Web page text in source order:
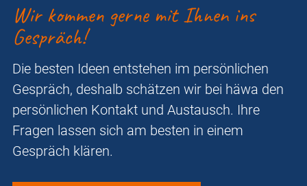
Wir kommen gerne mit Ihnen ins
Gespräch!
Die besten Ideen entstehen im persönlichen
Gespräch, deshalb schätzen wir bei häwa den
persönlichen Kontakt und Austausch. Ihre
Fragen lassen sich am besten in einem
Gespräch klären.